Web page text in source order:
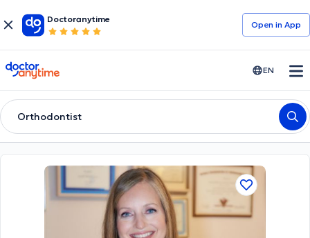
Doctoranytime
Open in Αpp
doctoranytime EN
Orthodontist